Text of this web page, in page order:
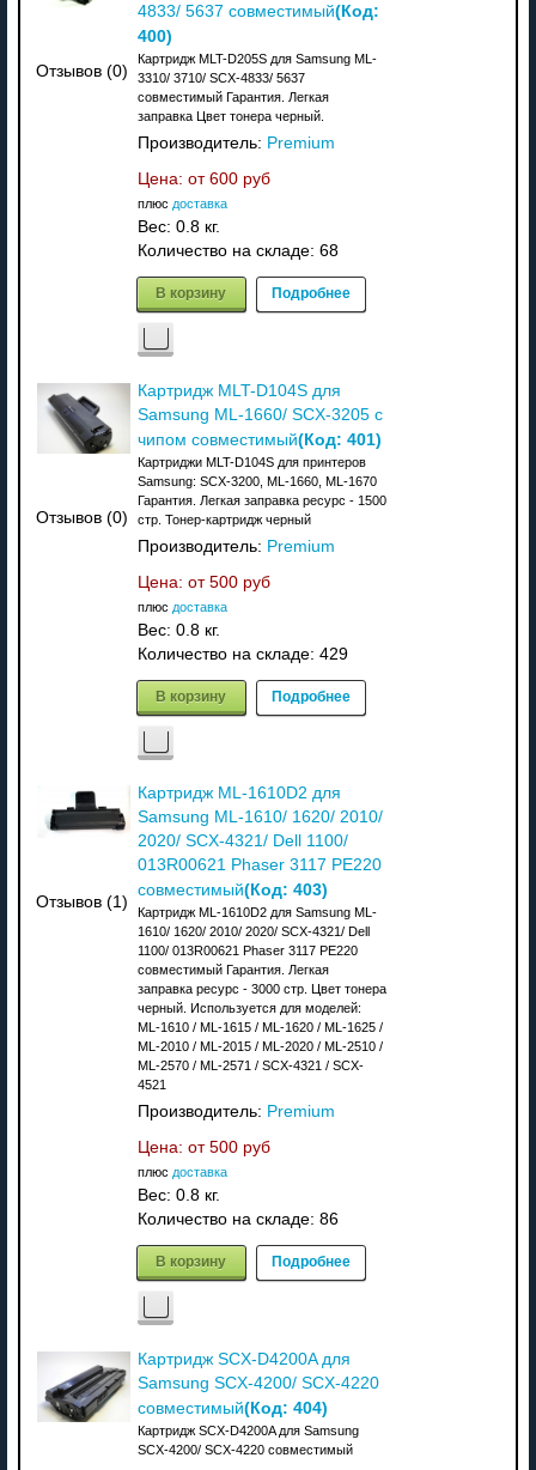
Отзывов (0)
4833/ 5637 совместимый(Код:
400)
Картридж MLT-D205S для Samsung ML-
3310/ 3710/ SCX-4833/ 5637
совместимый Гарантия. Легкая
заправка Цвет тонера черный.
Производитель: Premium
Цена: от 600 руб
плюс доставка
Вес: 0.8 кг.
Количество на складе: 68
В корзину Подробнее
Отзывов (0)
Картридж MLT-D104S для
Samsung ML-1660/ SCX-3205 с
чипом совместимый(Код: 401)
Картриджи MLT-D104S для принтеров
Samsung: SCX-3200, ML-1660, ML-1670
Гарантия. Легкая заправка ресурс - 1500
стр. Тонер-картридж черный
Производитель: Premium
Цена: от 500 руб
плюс доставка
Вес: 0.8 кг.
Количество на складе: 429
В корзину Подробнее
Отзывов (1)
Картридж ML-1610D2 для
Samsung ML-1610/ 1620/ 2010/
2020/ SCX-4321/ Dell 1100/
013R00621 Phaser 3117 PE220
совместимый(Код: 403)
Картридж ML-1610D2 для Samsung ML-
1610/ 1620/ 2010/ 2020/ SCX-4321/ Dell
1100/ 013R00621 Phaser 3117 PE220
совместимый Гарантия. Легкая
заправка ресурс - 3000 стр. Цвет тонера
черный. Используется для моделей:
ML-1610 / ML-1615 / ML-1620 / ML-1625 /
ML-2010 / ML-2015 / ML-2020 / ML-2510 /
ML-2570 / ML-2571 / SCX-4321 / SCX-
4521
Производитель: Premium
Цена: от 500 руб
плюс доставка
Вес: 0.8 кг.
Количество на складе: 86
В корзину Подробнее
Картридж SCX-D4200A для
Samsung SCX-4200/ SCX-4220
совместимый(Код: 404)
Картридж SCX-D4200A для Samsung
SCX-4200/ SCX-4220 совместимый